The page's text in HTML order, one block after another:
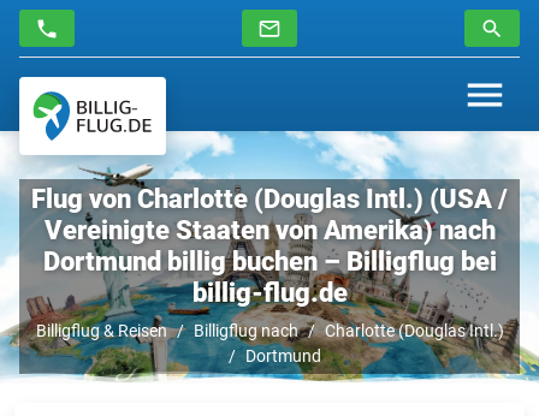
Flug von Charlotte (Douglas Intl.) (USA /
Vereinigte Staaten von Amerika) nach
Dortmund billig buchen – Billigflug bei
billig-flug.de
Billigflug & Reisen Billigflug nach
Charlotte (Douglas Intl.)
Dortmund